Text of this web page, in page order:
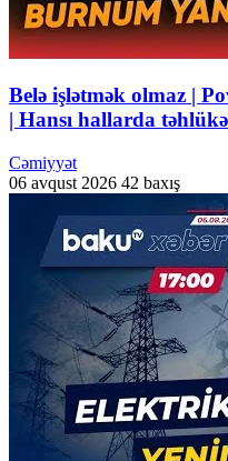
Belə işlətmək olmaz |
| Hansı hallarda
Cəmiyyət
06 avqust 2026 42 baxış